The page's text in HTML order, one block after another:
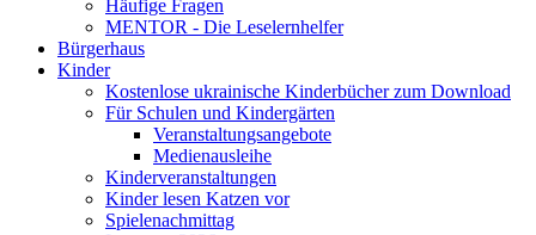
Häufige Fragen
MENTOR - Die Leselernhelfer
Bürgerhaus
Kinder
Kostenlose ukrainische Kinderbücher zum Download
Für Schulen und Kindergärten
Veranstaltungsangebote
Medienausleihe
Kinderveranstaltungen
Kinder lesen Katzen vor
Spielenachmittag